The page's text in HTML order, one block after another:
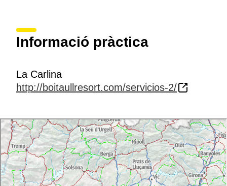
Informació pràctica
La Carlina
http://boitaullresort.com/servicios-2/